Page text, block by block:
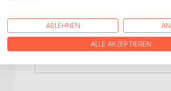
Das Christentum, das mit Himmel
überfordert, und die Aufklärung, die
hinterlassen das geistige Defizit, an
Yoga als klassische Aufklärung
und sowohl das eine wie das
ABLEHNEN
ALLE AKZEPTIEREN